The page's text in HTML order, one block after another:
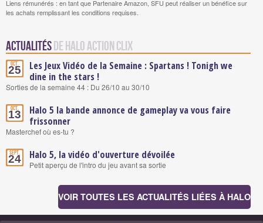
Liens rémunérés : en tant que Partenaire Amazon, SFU peut réaliser un bénéfice sur
les achats remplissant les conditions requises.
Actualités de Halo Action Clix
Oct.
25
Les Jeux Vidéo de la Semaine : Spartans ! Tonigh we
dine in the stars !
Sorties de la semaine 44 : Du 26/10 au 30/10
Oct.
13
Halo 5 la bande annonce de gameplay va vous faire
frissonner
Masterchef où es-tu ?
Sept.
24 Halo 5, la vidéo d'ouverture dévoilée
Petit aperçu de l'intro du jeu avant sa sortie
VOIR TOUTES LES ACTUALITÉS LIÉES À HALO